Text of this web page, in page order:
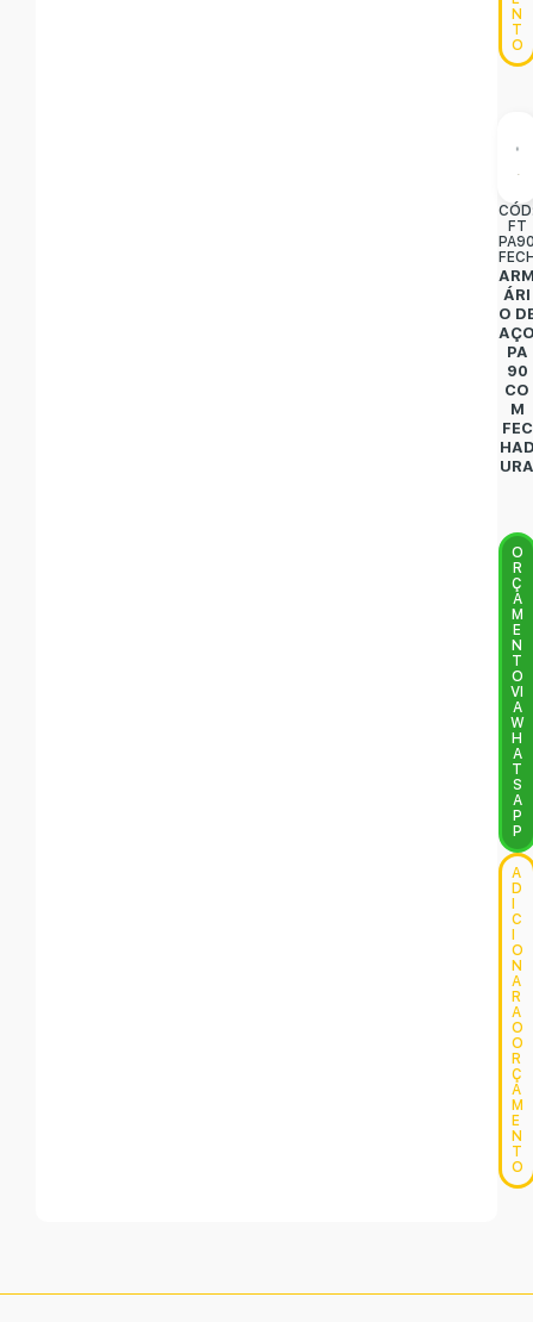
N
T
O
FT
ÁRI
O
PA
90
CO
M
FEC
O
R
Ç
A
M
E
N
T
O
VI
A
W
H
A
T
S
A
P
P
A
D
C
O
N
A
R
A
O
O
R
Ç
A
M
E
N
T
O